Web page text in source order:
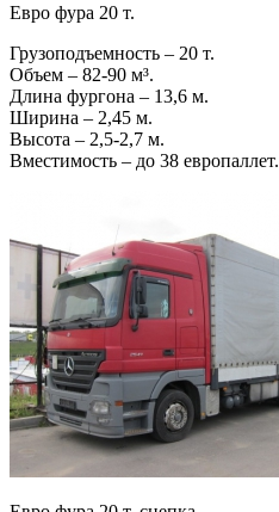
Евро фура 20 т.
Грузоподъемность – 20 т.
Объем – 82-90 м³.
Длина фургона – 13,6 м.
Ширина – 2,45 м.
Высота – 2,5-2,7 м.
Вместимость – до 38 европаллет.